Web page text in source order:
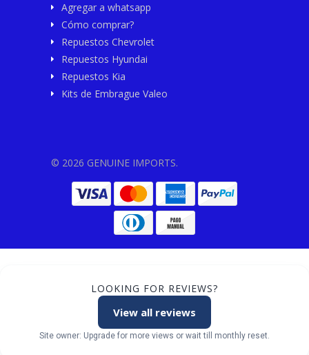
Agregar a whatsapp
Cómo comprar?
Repuestos Chevrolet
Repuestos Hyundai
Repuestos Kia
Kits de Embrague Valeo
© 2026 GENUINE IMPORTS.
LOOKING FOR REVIEWS?
View all reviews
Site owner: Upgrade for more views or wait till monthly reset.